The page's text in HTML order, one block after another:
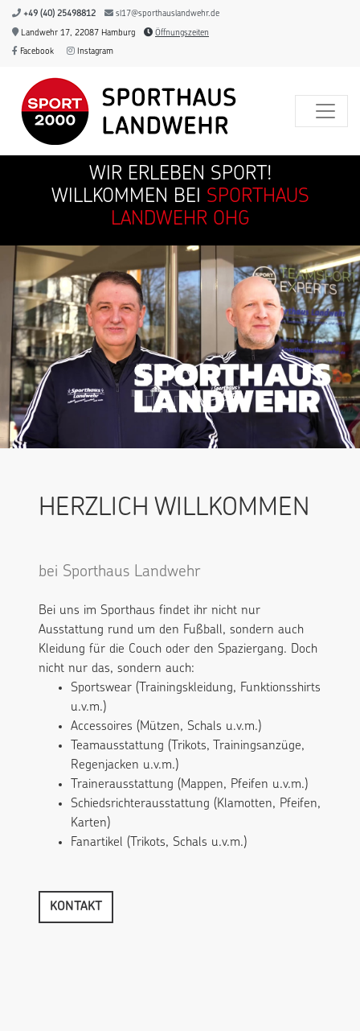
+49 (40) 25498812 sl17@sporthauslandwehr.de
Landwehr 17, 22087 Hamburg Öffnungszeiten
Facebook Instagram
WIR ERLEBEN SPORT!
WILLKOMMEN BEI SPORTHAUS
LANDWEHR OHG
HERZLICH WILLKOMMEN
bei Sporthaus Landwehr
Bei uns im Sporthaus findet ihr nicht nur
Ausstattung rund um den Fußball, sondern auch
Kleidung für die Couch oder den Spaziergang. Doch
nicht nur das, sondern auch:
Sportswear (Trainingskleidung, Funktionsshirts
u.v.m.)
Accessoires (Mützen, Schals u.v.m.)
Teamausstattung (Trikots, Trainingsanzüge,
Regenjacken u.v.m.)
Trainerausstattung (Mappen, Pfeifen u.v.m.)
Schiedsrichterausstattung (Klamotten, Pfeifen,
Karten)
Fanartikel (Trikots, Schals u.v.m.)
KONTAKT